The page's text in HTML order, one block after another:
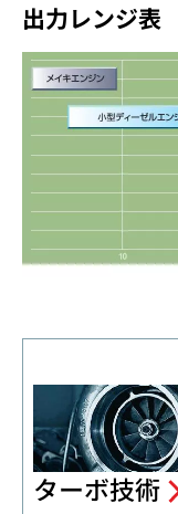
出力レンジ表
ターボ技術